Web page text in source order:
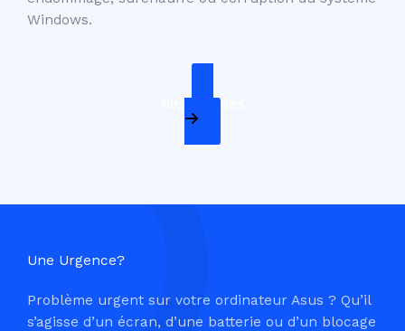
Windows.
Nos Services
Une Urgence?
Problème urgent sur votre ordinateur Asus ? Qu’il
s’agisse d’un écran, d’une batterie ou d’un blocage